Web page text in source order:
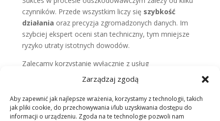
Zarządzaj zgodą
Aby zapewnić jak najlepsze wrażenia, korzystamy z technologii, takich
jak pliki cookie, do przechowywania i/lub uzyskiwania dostępu do
informacji o urządzeniu. Zgoda na te technologie pozwoli nam
czynników. Przede wszystkim liczy się szybkość
działania oraz precyzja zgromadzonych danych. Im
szybciej ekspert oceni stan techniczny, tym mniejsze
ryzyko utraty istotnych dowodów.
Zalecamy korzystanie wyłącznie z usług
certyfikowanych ekspertów, którzy posiadają
odpowiednie uprawnienia. Tylko takie podejście
gwarantuje, że otrzymaneodszkodowania
powypadkowebędą w pełni adekwatne do